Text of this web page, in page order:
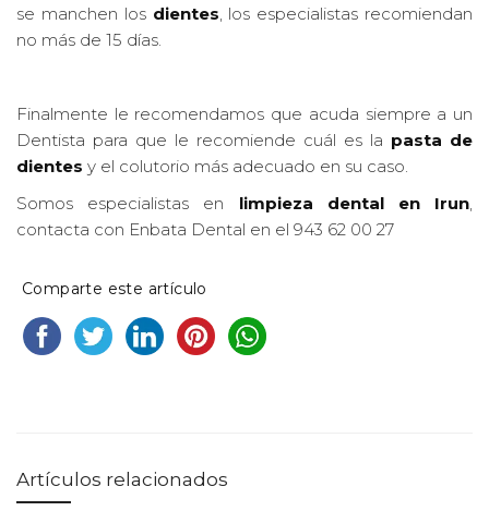
se manchen los dientes, los especialistas recomiendan
no más de 15 días.
Finalmente le recomendamos que acuda siempre a un
Dentista para que le recomiende cuál es la pasta de
dientes y el colutorio más adecuado en su caso.
Somos especialistas en limpieza dental en Irun,
contacta con Enbata Dental en el 943 62 00 27
Comparte este artículo
Artículos relacionados